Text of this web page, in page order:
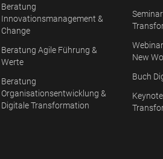
Beratung
Innovationsmanagement &
Change
Beratung Agile Führung &
Werte
Beratung
Organisationsentwicklung &
Digitale Transformation
New
Buch